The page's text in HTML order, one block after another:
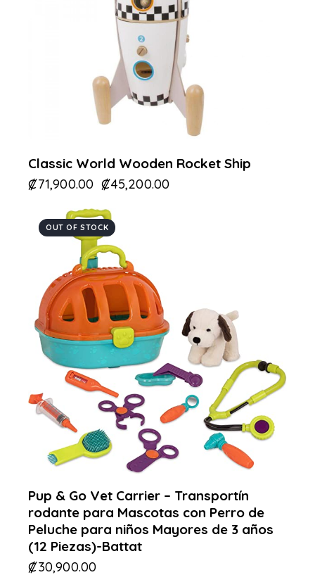
Classic World Wooden Rocket Ship
₡71,900.00 ₡45,200.00
OUT OF STOCK
Pup & Go Vet Carrier – Transportín
rodante para Mascotas con Perro de
Peluche para niños Mayores de 3 años
(12 Piezas)-Battat
₡30,900.00